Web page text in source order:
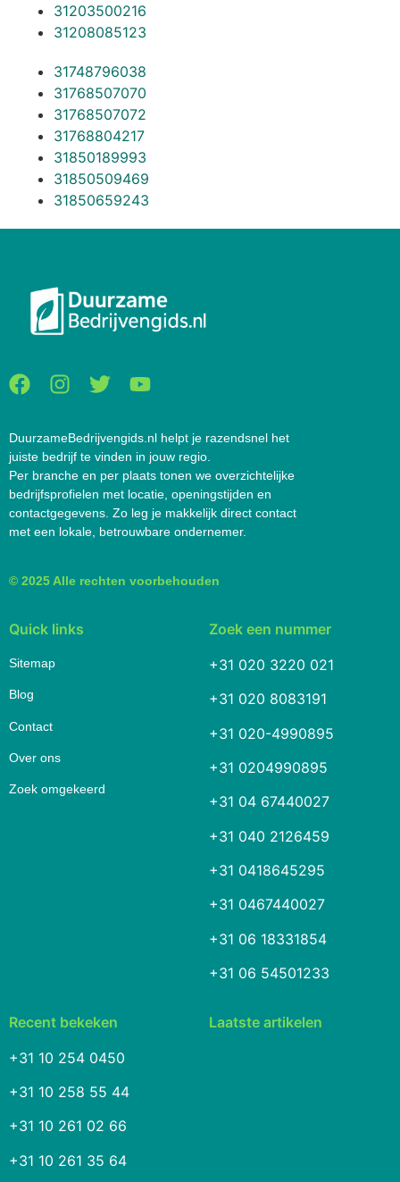
31203500216
31208085123
31748796038
31768507070
31768507072
31768804217
31850189993
31850509469
31850659243
DuurzameBedrijvengids.nl helpt je razendsnel het
juiste bedrijf te vinden in jouw regio.
Per branche en per plaats tonen we overzichtelijke
bedrijfsprofielen met locatie, openingstijden en
contactgegevens. Zo leg je makkelijk direct contact
met een lokale, betrouwbare ondernemer.
© 2025 Alle rechten voorbehouden
Quick links
Sitemap
Blog
Contact
Over ons
Zoek omgekeerd
Zoek een nummer
+31 020 3220 021
+31 020 8083191
+31 020-4990895
+31 0204990895
+31 04 67440027
+31 040 2126459
+31 0418645295
+31 0467440027
+31 06 18331854
+31 06 54501233
Recent bekeken
+31 10 254 0450
+31 10 258 55 44
+31 10 261 02 66
+31 10 261 35 64
Laatste artikelen